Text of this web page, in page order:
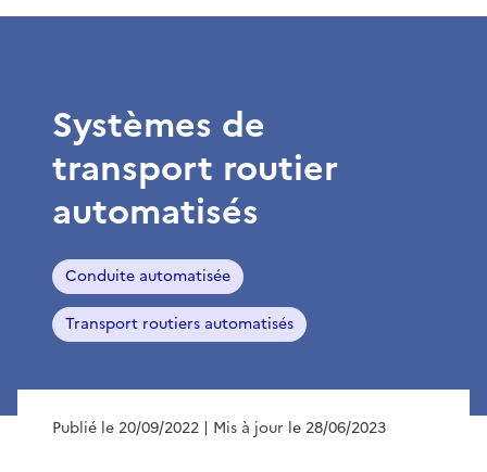
Systèmes de
transport routier
automatisés
Conduite automatisée
Transport routiers automatisés
Publié le 20/09/2022 | Mis à jour le 28/06/2023